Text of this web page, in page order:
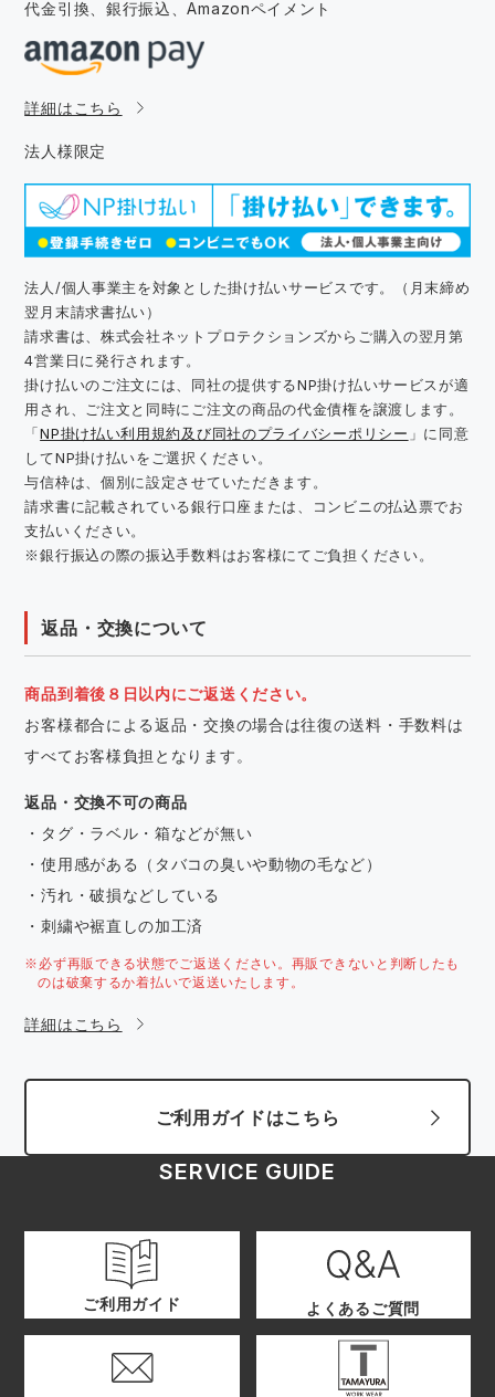
代金引換、銀行振込、Amazonペイメント
詳細はこちら
法人様限定
法人/個人事業主を対象とした掛け払いサービスです。（月末締め
翌月末請求書払い）
請求書は、株式会社ネットプロテクションズからご購入の翌月第
4営業日に発行されます。
掛け払いのご注文には、同社の提供するNP掛け払いサービスが適
用され、ご注文と同時にご注文の商品の代金債権を譲渡します。
「NP掛け払い利用規約及び同社のプライバシーポリシー 」に同意
してNP掛け払いをご選択ください。
与信枠は、個別に設定させていただきます。
請求書に記載されている銀行口座または、コンビニの払込票でお
支払いください。
※銀行振込の際の振込手数料はお客様にてご負担ください。
返品・交換について
商品到着後８日以内にご返送ください。
お客様都合による返品・交換の場合は往復の送料・手数料は
すべてお客様負担となります。
返品・交換不可の商品
・タグ・ラベル・箱などが無い
・使用感がある（タバコの臭いや動物の毛など）
・汚れ・破損などしている
・刺繍や裾直しの加工済
※必ず再販できる状態でご返送ください。再販できないと判断したも
のは破棄するか着払いで返送いたします。
詳細はこちら
ご利用ガイドはこちら
SERVICE GUIDE
ご利用ガイド よくあるご質問